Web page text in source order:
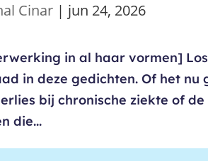
Cinar | jun 24, 2026
in al haar vormen]
in deze gedichten. Of het
bij chronische ziekte of
die...